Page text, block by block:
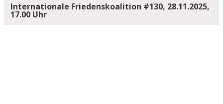
Internationale Friedenskoalition #130, 28.11.2025,
17.00 Uhr